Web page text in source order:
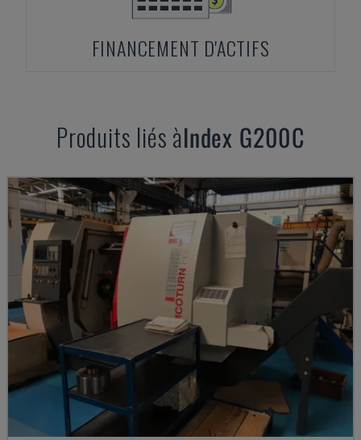
FINANCEMENT D'ACTIFS
Produits liés àIndex G200C